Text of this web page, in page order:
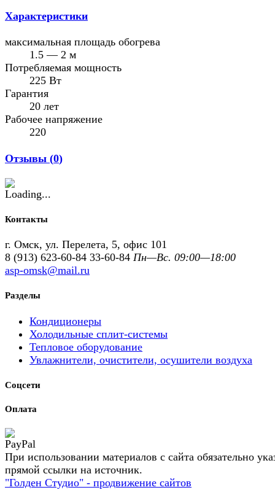
Характеристики
максимальная площадь обогрева
1.5 — 2 м
Потребляемая мощность
225 Вт
Гарантия
20 лет
Рабочее напряжение
220
Отзывы (0)
Контакты
г. Омск, ул. Перелета, 5, офис 101
8 (913) 623-60-84 33-60-84 Пн—Вс. 09:00—18:00
asp-omsk@mail.ru
Разделы
Кондиционеры
Холодильные сплит-системы
Тепловое оборудование
Увлажнители, очистители, осушители воздуха
Соцсети
Оплата
При использовании материалов с сайта обязательно
прямой ссылки на источник.
"Голден Студио" - продвижение сайтов